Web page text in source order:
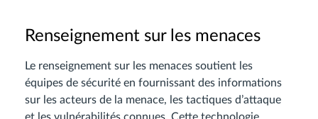
Renseignement sur les menaces
Le renseignement sur les menaces soutient les
équipes de sécurité en fournissant des informations
sur les acteurs de la menace, les tactiques d’attaque